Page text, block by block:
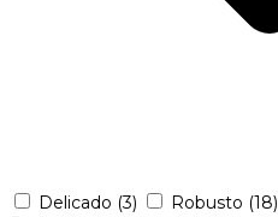
Delicado (3) Robusto (18)